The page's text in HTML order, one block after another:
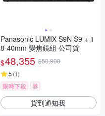
Panasonic LUMIX S9N S9 + 1
8-40mm 變焦鏡組 公司貨
$48,355 $50,900
5 (1)
限時下殺 券
貨到通知我